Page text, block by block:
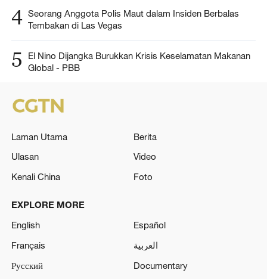
4 Seorang Anggota Polis Maut dalam Insiden Berbalas
Tembakan di Las Vegas
5
El Nino Dijangka Burukkan Krisis Keselamatan Makanan
Global - PBB
Laman Utama
Berita
Ulasan
Video
Kenali China
Foto
EXPLORE MORE
English
Español
Français
العربية
Русский
Documentary